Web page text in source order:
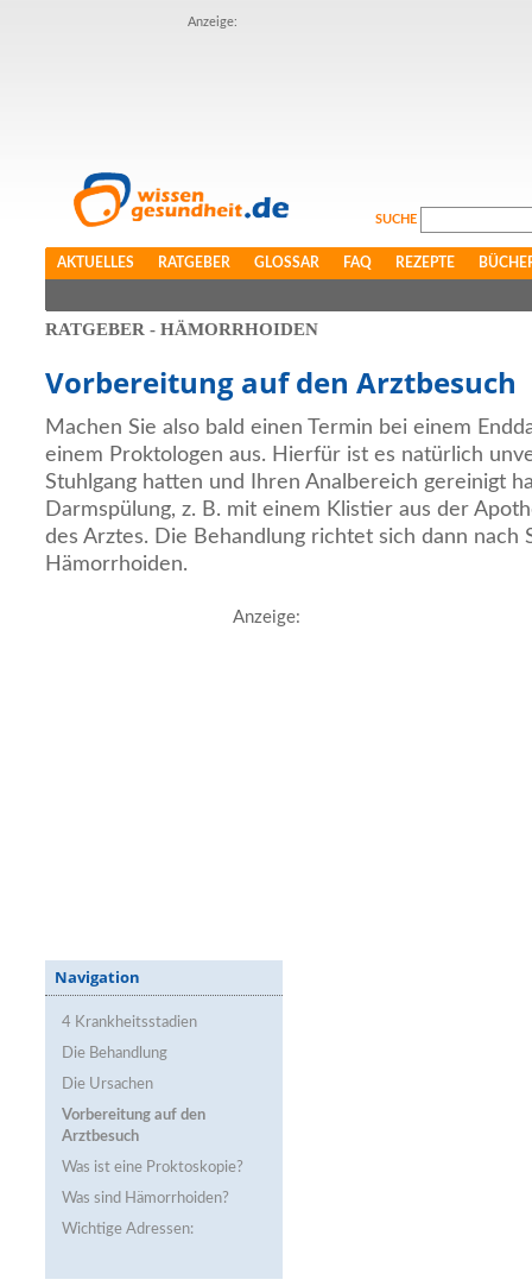
Anzeige:
SUCHE
AKTUELLES RATGEBER GLOSSAR FAQ REZEPTE
RATGEBER - HÄMORRHOIDEN
Vorbereitung auf den Arztbesuch
Machen Sie also bald einen Termin bei einem
einem Proktologen aus. Hierfür ist es natürlich
Stuhlgang hatten und Ihren Analbereich gereinigt
Darmspülung, z. B. mit einem Klistier aus der
des Arztes. Die Behandlung richtet sich dann nach
Hämorrhoiden.
Anzeige:
Navigation
4 Krankheitsstadien
Die Behandlung
Die Ursachen
Vorbereitung auf den
Arztbesuch
Was ist eine Proktoskopie?
Was sind Hämorrhoiden?
Wichtige Adressen: